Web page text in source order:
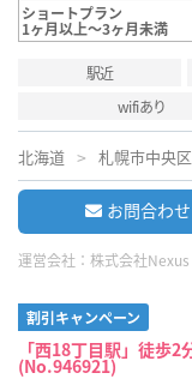
ショートプラン
1ヶ月以上～3ヶ月未満
駅近
wifiあり
北海道 札幌市中央区
お問合わせ
運営会社： 株式会社Nexus
割引キャンペーン
「西18丁目駅」徒歩
(No.946921)